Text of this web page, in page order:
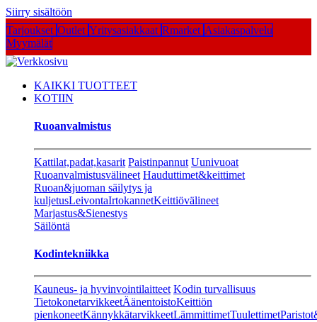
Siirry sisältöön
Tarjoukset Outlet Yritysasiakkaat Rmarket Asiakaspalvelu
Myymälät
KAIKKI TUOTTEET
KOTIIN
Ruoanvalmistus
Kattilat,padat,kasarit Paistinpannut Uunivuoat
Ruoanvalmistusvälineet Hauduttimet&keittimet
Ruoan&juoman säilytys ja
kuljetusLeivontaIrtokannetKeittiövälineet
Marjastus&Sienestys
Säilöntä
Kodintekniikka
Kauneus- ja hyvinvointilaitteet Kodin turvallisuus
TietokonetarvikkeetÄänentoistoKeittiön
pienkoneetKännykkätarvikkeetLämmittimetTuulettimet